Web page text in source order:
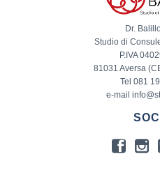
Dr.
Studio di
P.IVA
81031 Aversa
Tel 081
e-mail